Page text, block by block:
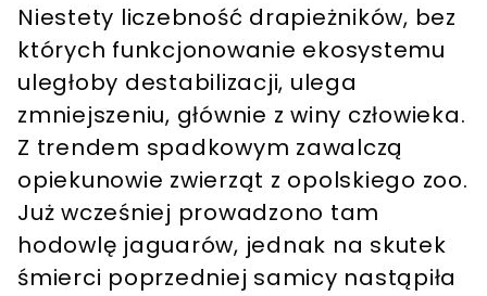
Niestety liczebność drapieżników, bez
których funkcjonowanie ekosystemu
uległoby destabilizacji, ulega
zmniejszeniu, głównie z winy człowieka.
Z trendem spadkowym zawalczą
opiekunowie zwierząt z opolskiego zoo.
Już wcześniej prowadzono tam
hodowlę jaguarów, jednak na skutek
śmierci poprzedniej samicy nastąpiła